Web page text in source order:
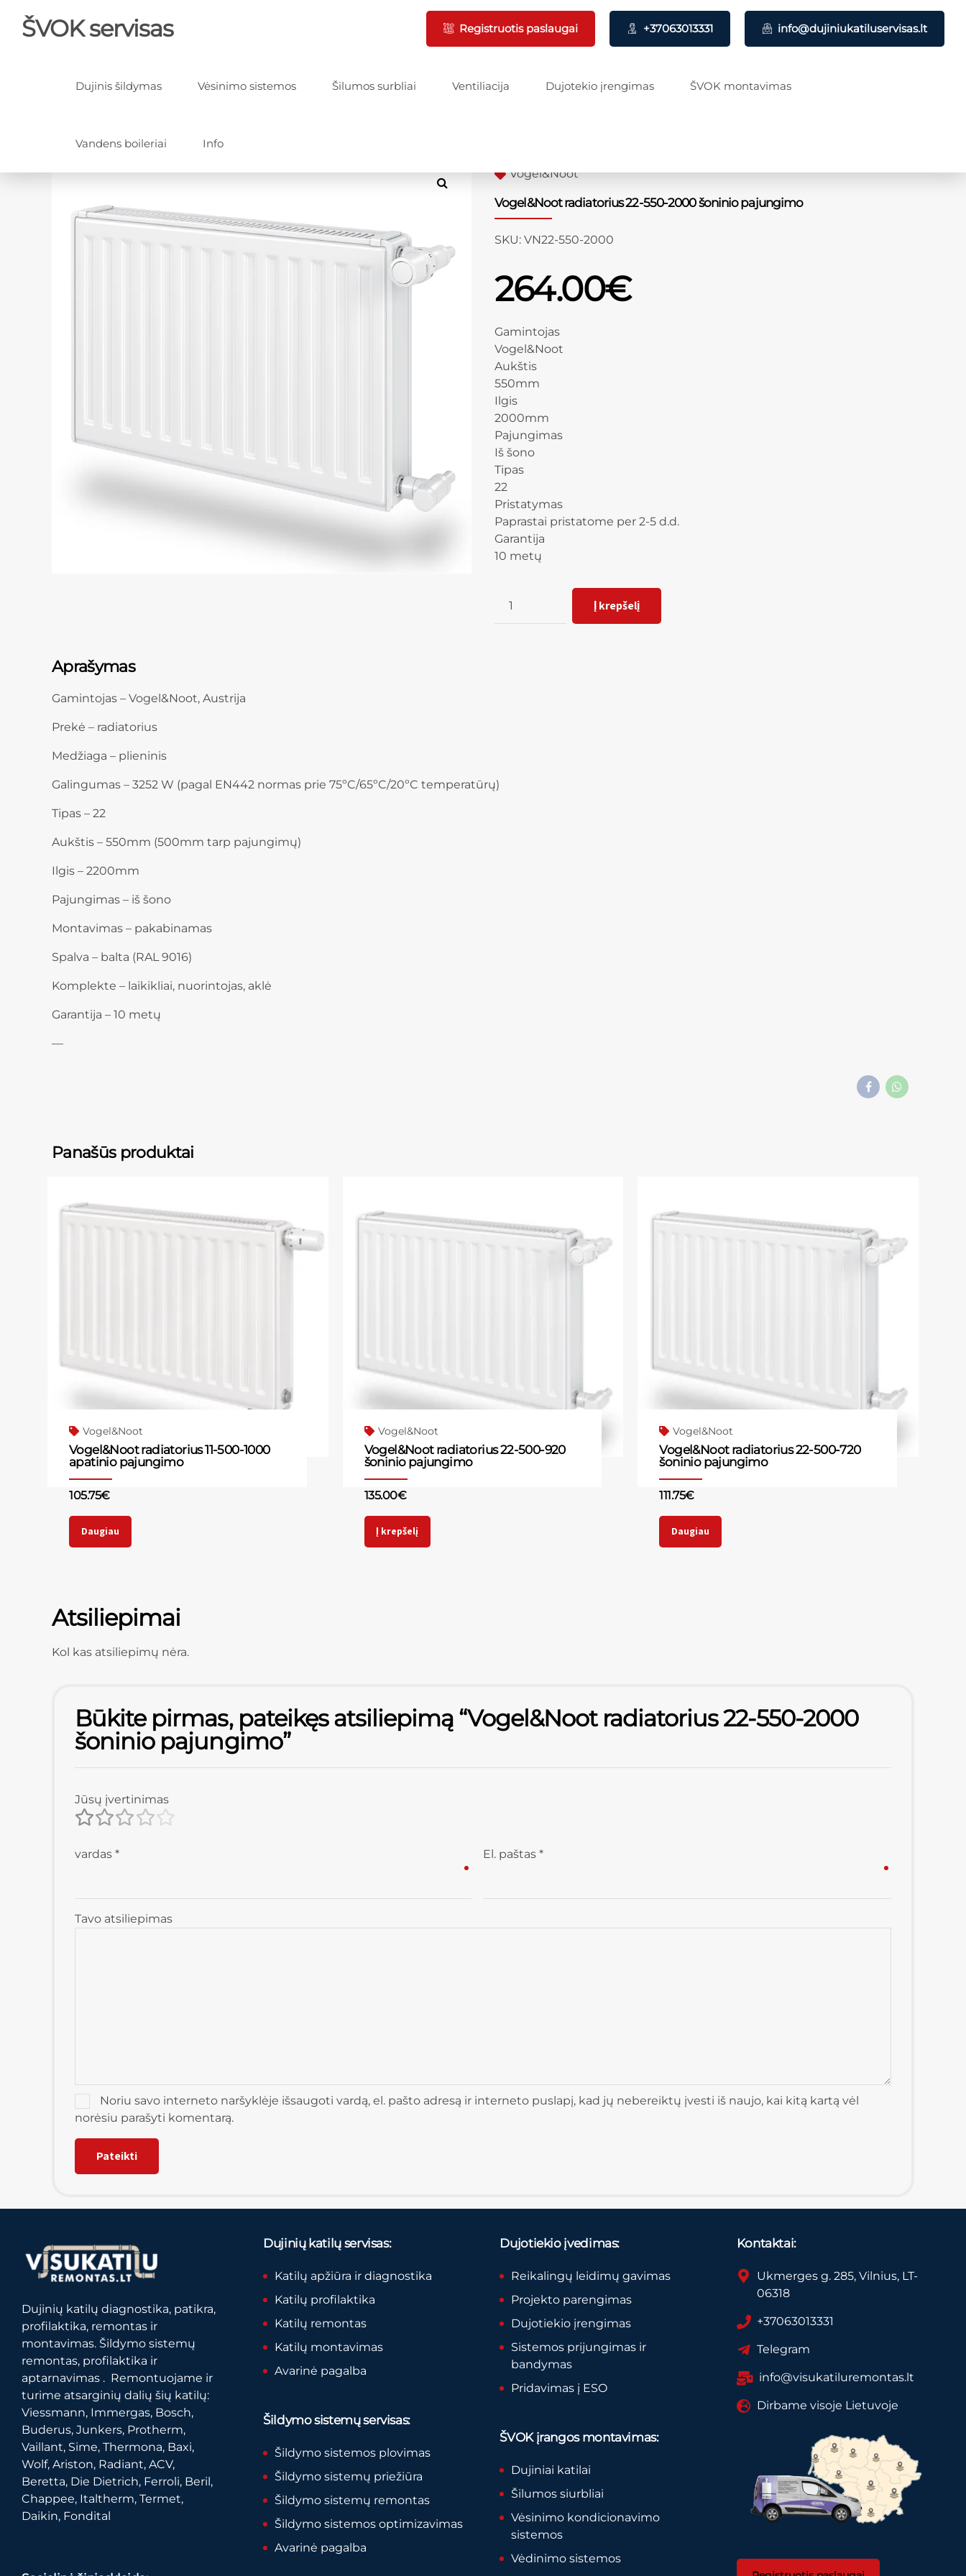
ŠVOK servisas Registruotis paslaugai +37063013331 info@dujiniukatiluservisas.lt
Dujinis šildymas Vėsinimo sistemos Šilumos surbliai Ventiliacija Dujotekio įrengimas ŠVOK montavimas
Vandens boileriai Info
Vogel&Noot
Vogel&Noot radiatorius 22-550-2000 šoninio pajungimo
SKU: VN22-550-2000
264.00€
Gamintojas
Vogel&Noot
Aukštis
550mm
Ilgis
2000mm
Pajungimas
Iš šono
Tipas
22
Pristatymas
Paprastai pristatome per 2-5 d.d.
Garantija
10 metų
Į krepšelį
Aprašymas
Gamintojas – Vogel&Noot, Austrija
Prekė – radiatorius
Medžiaga – plieninis
Galingumas – 3252 W (pagal EN442 normas prie 75ºC/65ºC/20ºC temperatūrų)
Tipas – 22
Aukštis – 550mm (500mm tarp pajungimų)
Ilgis – 2200mm
Pajungimas – iš šono
Montavimas – pakabinamas
Spalva – balta (RAL 9016)
Komplekte – laikikliai, nuorintojas, aklė
Garantija – 10 metų
—
Panašūs produktai
Vogel&Noot
Vogel&Noot radiatorius 11-500-1000
apatinio pajungimo
105.75€
Daugiau
Vogel&Noot
Vogel&Noot radiatorius 22-500-920
šoninio pajungimo
135.00€
Į krepšelį
Vogel&Noot
Vogel&Noot radiatorius 22-500-720
šoninio pajungimo
111.75€
Daugiau
Atsiliepimai
Kol kas atsiliepimų nėra.
Būkite pirmas, pateikęs atsiliepimą “Vogel&Noot radiatorius 22-550-2000
šoninio pajungimo”
Jūsų įvertinimas
Tavo atsiliepimas
vardas * El. paštas *
Noriu savo interneto naršyklėje išsaugoti vardą, el. pašto adresą ir interneto puslapį, kad jų nebereiktų įvesti iš naujo, kai kitą kartą vėl
norėsiu parašyti komentarą.
Dujinių katilų diagnostika, patikra,
profilaktika, remontas ir
montavimas. Šildymo sistemų
remontas, profilaktika ir
aptarnavimas . Remontuojame ir
turime atsarginių dalių šių katilų:
Viessmann, Immergas, Bosch,
Buderus, Junkers, Protherm,
Vaillant, Sime, Thermona, Baxi,
Wolf, Ariston, Radiant, ACV,
Beretta, Die Dietrich, Ferroli, Beril,
Chappee, Italtherm, Termet,
Daikin, Fondital
Dujinių katilų servisas:
Katilų apžiūra ir diagnostika
Katilų profilaktika
Katilų remontas
Katilų montavimas
Avarinė pagalba
Šildymo sistemų servisas:
Šildymo sistemos plovimas
Šildymo sistemų priežiūra
Šildymo sistemų remontas
Šildymo sistemos optimizavimas
Avarinė pagalba
Dujotiekio įvedimas:
Reikalingų leidimų gavimas
Projekto parengimas
Dujotiekio įrengimas
Sistemos prijungimas ir
bandymas
Pridavimas į ESO
ŠVOK įrangos montavimas:
Dujiniai katilai
Šilumos siurbliai
Vėsinimo kondicionavimo
sistemos
Vėdinimo sistemos
Kontaktai:
Ukmerges g. 285, Vilnius, LT-
06318
+37063013331
Telegram
info@visukatiluremontas.lt
Dirbame visoje Lietuvoje